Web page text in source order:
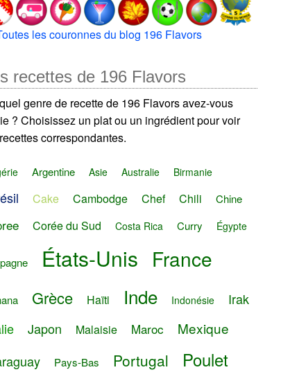
les couronnes du blog 196 Flavors
recettes de 196 Flavors
genre de recette de 196 Flavors avez-vous
? Choisissez un plat ou un ingrédient pour voir
correspondantes.
Argentine Asie Australie Birmanie
Cake Cambodge Chef Chili Chine
Corée du Sud Costa Rica Curry Égypte
États-Unis France
Grèce Haïti Inde Indonésie
Irak
Japon Malaisie Maroc Mexique
Pays-Bas Portugal Poulet